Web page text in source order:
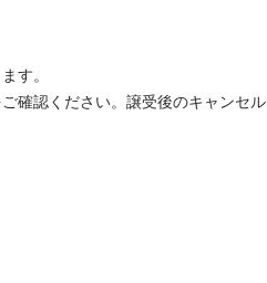
す。
確認ください。譲受後のキャンセル